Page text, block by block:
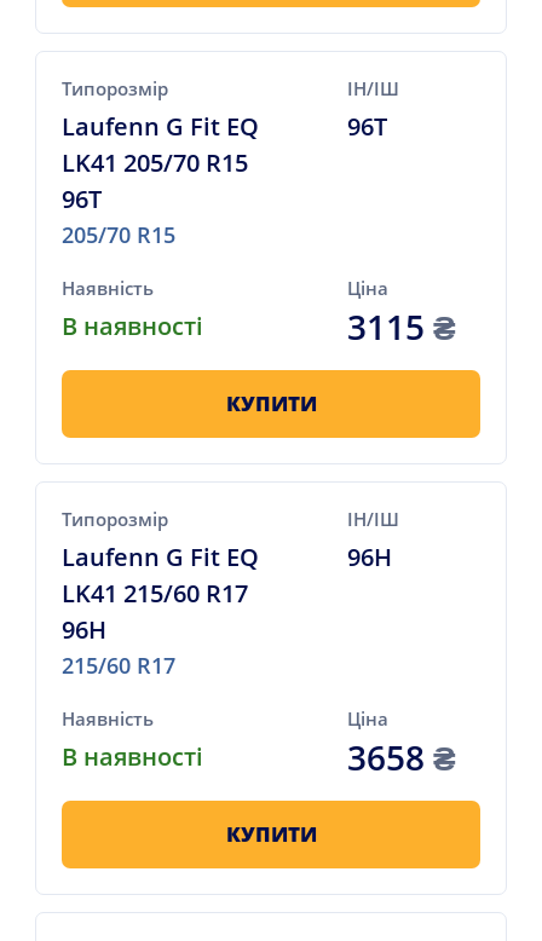
Типорозмір
Laufenn G Fit EQ
LK41 205/70 R15
96T
205/70 R15
ІН/ІШ
96T
Наявність
В наявності
Ціна
3115₴
КУПИТИ
Типорозмір
Laufenn G Fit EQ
LK41 215/60 R17
96H
215/60 R17
ІН/ІШ
96H
Наявність
В наявності
Ціна
3658₴
КУПИТИ